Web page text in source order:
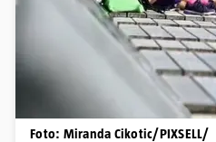
Foto: Miranda Cikotic/PIXSELL/